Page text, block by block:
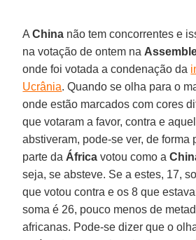
AChina não tem concorrentes e
na votação de ontem na
onde foi votada a condenação da
Ucrânia. Quando se olha para o
onde estão marcados com cores
que votaram a favor, contra e
abstiveram, pode-se ver, de forma
parte da África votou como a
seja, se absteve. Se a estes, 17,
que votou contra e os 8 que
soma é 26, pouco menos de
africanas. Pode-se dizer que o